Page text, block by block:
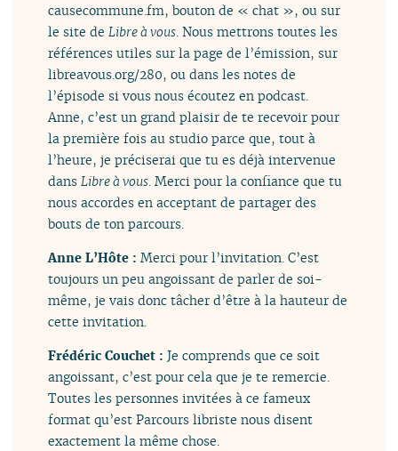
causecommune.fm, bouton de « chat », ou sur
le site de Libre à vous . Nous mettrons toutes les
références utiles sur la page de l’émission, sur
libreavous.org/280, ou dans les notes de
l’épisode si vous nous écoutez en podcast.
Anne, c’est un grand plaisir de te recevoir pour
la première fois au studio parce que, tout à
l’heure, je préciserai que tu es déjà intervenue
dans Libre à vous . Merci pour la confiance que tu
nous accordes en acceptant de partager des
bouts de ton parcours.
Anne L’Hôte :Merci pour l’invitation. C’est
toujours un peu angoissant de parler de soi-
même, je vais donc tâcher d’être à la hauteur de
cette invitation.
Frédéric Couchet :Je comprends que ce soit
angoissant, c’est pour cela que je te remercie.
Toutes les personnes invitées à ce fameux
format qu’est Parcours libriste nous disent
exactement la même chose.